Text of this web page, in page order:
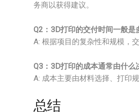
务商以获得建议。
Q2：3D打印的交付时间一般是
A: 根据项目的复杂性和规模，
Q3：3D打印的成本通常由什么
A: 成本主要由材料选择、打印
总结